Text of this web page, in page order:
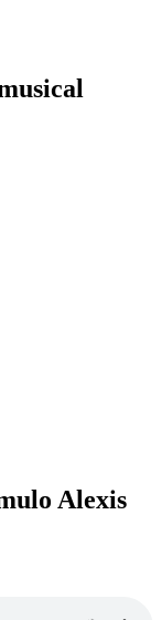
Alexis